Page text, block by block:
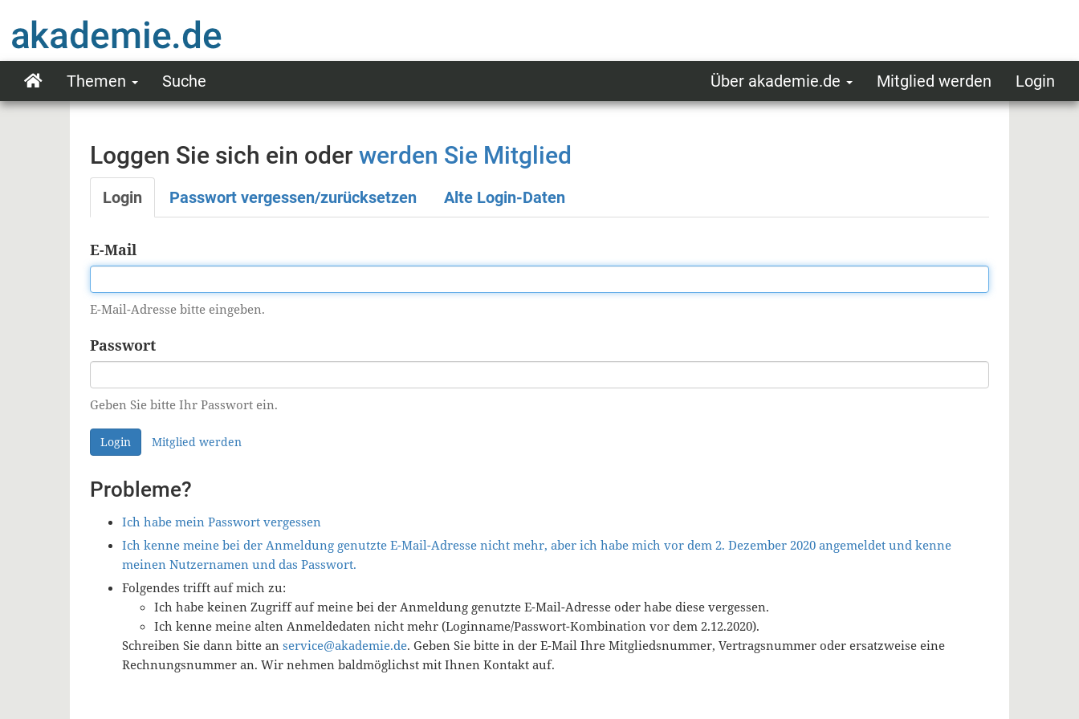
zum
Inhalt
Main
Themen Suche
User
Über akademie.de Mitglied werden Login
Loggen Sie sich ein oder werden Sie Mitglied
Primäre
Reiter
Login Passwort vergessen/zurücksetzen Alte Login-Daten
E-Mail
E-Mail-Adresse bitte eingeben.
Passwort
Geben Sie bitte Ihr Passwort ein.
Login Mitglied werden
Probleme?
Ich habe mein Passwort vergessen
Ich kenne meine bei der Anmeldung genutzte E-Mail-Adresse nicht mehr, aber ich habe mich vor dem 2. Dezember 2020 angemeldet und kenne
meinen Nutzernamen und das Passwort.
Folgendes trifft auf mich zu:
Ich habe keinen Zugriff auf meine bei der Anmeldung genutzte E-Mail-Adresse oder habe diese vergessen.
Ich kenne meine alten Anmeldedaten nicht mehr (Loginname/Passwort-Kombination vor dem 2.12.2020).
Schreiben Sie dann bitte an service@akademie.de. Geben Sie bitte in der E-Mail Ihre Mitgliedsnummer, Vertragsnummer oder ersatzweise eine
Rechnungsnummer an. Wir nehmen baldmöglichst mit Ihnen Kontakt auf.